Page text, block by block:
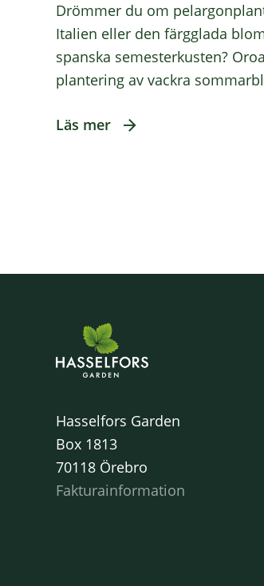
Drömmer du om
Italien eller den färgglada
spanska semesterkusten?
plantering av vackra
Läs mer
Hasselfors Garden
Box 1813
70118 Örebro
Fakturainformation